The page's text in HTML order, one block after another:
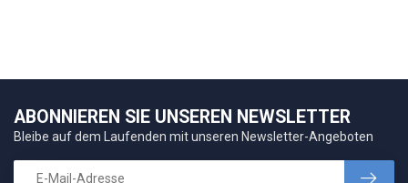
ABONNIEREN SIE UNSEREN NEWSLETTER
Bleibe auf dem Laufenden mit unseren Newsletter-Angeboten